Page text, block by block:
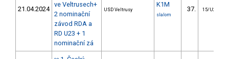
21.04.2024
ve Veltrusech+
2 nominační
závod RDA a
RD U23 + 1
nominační zá
USD Veltrusy
K1M
slalom
37. 15/U23